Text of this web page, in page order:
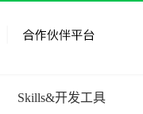
Skills&开发工具